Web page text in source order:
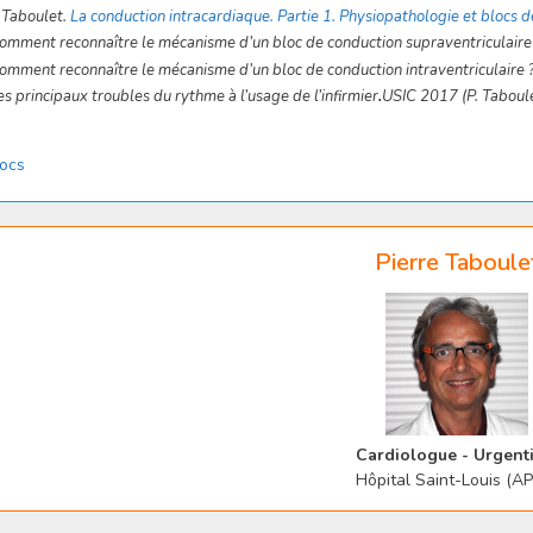
La conduction intracardiaque. Partie 1. Physiopathologie et blocs
reconnaître le mécanisme d’un bloc de conduction
reconnaître le mécanisme d’un bloc de conduction intraventriculaire
principaux troubles du rythme à l’usage de l’infirmier.USIC 2017 (P.
Pierre
Cardiologue -
Hôpital Saint-Louis